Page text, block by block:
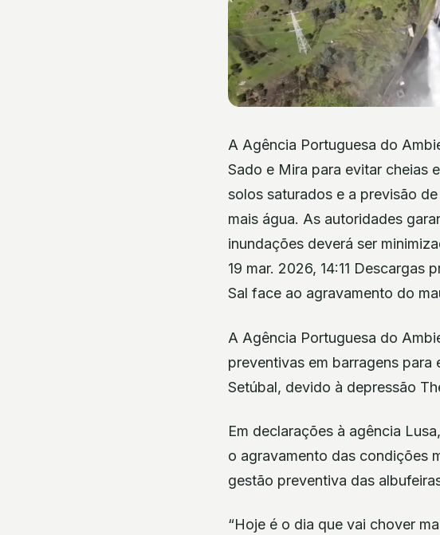
A Agência Portuguesa do
Sado e Mira para evitar cheias
solos saturados e a previsão
mais água. As autoridades
inundações deverá ser
19 mar. 2026, 14:11 Descargas
Sal face ao agravamento do
A Agência Portuguesa do
preventivas em barragens
Setúbal, devido à depressão
Em declarações à agência
o agravamento das condições
gestão preventiva das
“Hoje é o dia que vai chover